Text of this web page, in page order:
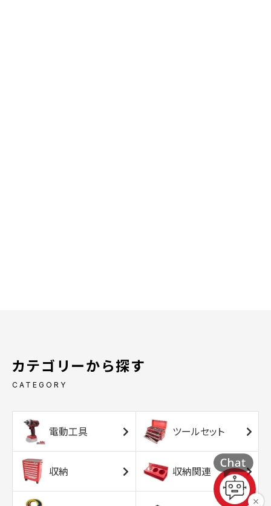
カテゴリーから探す
CATEGORY
電動工具 ツールセット
収納 収納関連